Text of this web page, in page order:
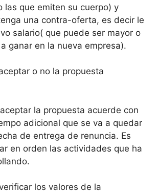
las que emiten su cuerpo) y
una contra-oferta, es decir le
salario( que puede ser mayor o
ganar en la nueva empresa).
o no la propuesta
la propuesta acuerde con
adicional que se va a quedar
de entrega de renuncia. Es
en orden las actividades que ha
los valores de la